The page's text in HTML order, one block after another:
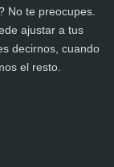
No te preocupes.
ajustar a tus
decirnos, cuando
el resto.